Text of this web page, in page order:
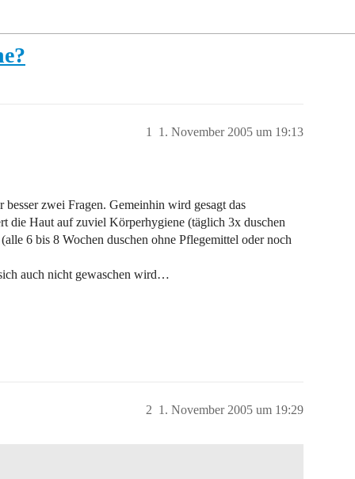
1. November 2005 um 19:13
1
zwei Fragen. Gemeinhin wird gesagt das
die Haut auf zuviel Körperhygiene (täglich 3x duschen
6 bis 8 Wochen duschen ohne Pflegemittel oder noch
auch nicht gewaschen wird…
1. November 2005 um 19:29
2